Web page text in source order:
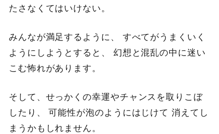
たさなくてはいけない。
みんなが満足するように、 すべてがうまくいく
ようにしようとすると、 幻想と混乱の中に迷い
こむ怖れがあります。
そして、せっかくの幸運やチャンスを取りこぼ
したり、 可能性が泡のようにはじけて 消えてし
まうかもしれません。